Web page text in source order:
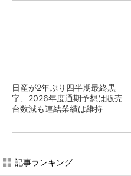
日産が2年ぶり四半期最終黒
字、2026年度通期予想は販売
台数減も連結業績は維持
記事ランキング